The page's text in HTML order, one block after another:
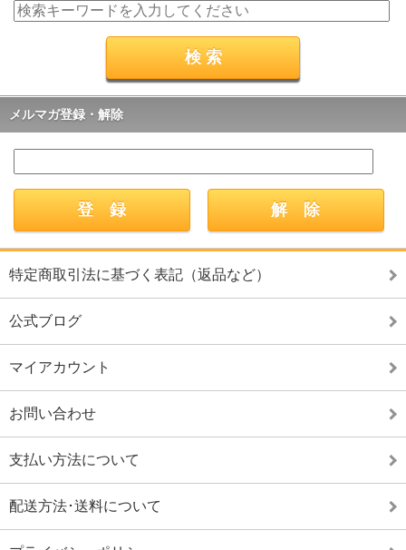
メルマガ登録・解除
特定商取引法に基づく表記（返品など）
公式ブログ
マイアカウント
お問い合わせ
支払い方法について
配送方法･送料について